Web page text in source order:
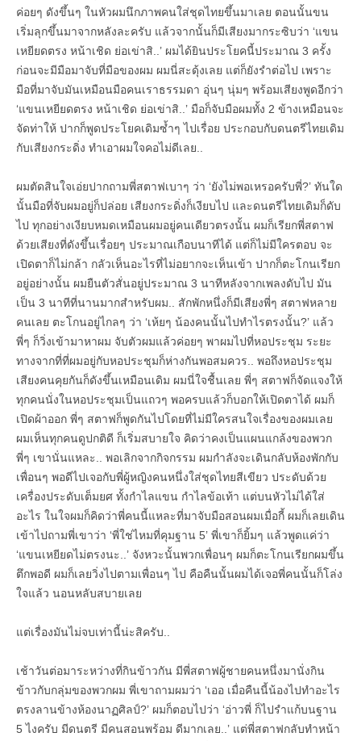
ค่อยๆ ดังขึ้นๆ ในหัวผมนึกภาพคนใส่ชุดไทยขึ้นมาเลย ตอนนั้นขน
เริ่มลุกขึ้นมาจากหลังละครับ แล้วจากนั้นก็มีเสียงมากระซิบว่า ‘แขน
เหยียดตรง หน้าเชิด ย่อเข่าสิ..’ ผมได้ยินประโยคนี้ประมาณ 3 ครั้ง
ก่อนจะมีมือมาจับที่มือของผม ผมนี่สะดุ้งเลย แต่ก็ยังรำต่อไป เพราะ
มือที่มาจับมันเหมือนมือคนเราธรรมดา อุ่นๆ นุ่มๆ พร้อมเสียงพูดอีกว่า
‘แขนเหยียดตรง หน้าเชิด ย่อเข่าสิ..’ มือก็จับมือผมทั้ง 2 ข้างเหมือนจะ
จัดท่าให้ ปากก็พูดประโยคเดิมซ้ำๆ ไปเรื่อย ประกอบกับดนตรีไทยเดิม
กับเสียงกระดิ่ง ทำเอาผมใจคอไม่ดีเลย..
ผมตัดสินใจเอ่ยปากถามพี่สตาฟเบาๆ ว่า ‘ยังไม่พอเหรอครับพี่?’ ทันใด
นั้นมือที่จับผมอยู่ก็ปล่อย เสียงกระดิ่งก็เงียบไป และดนตรีไทยเดิมก็ดับ
ไป ทุกอย่างเงียบหมดเหมือนผมอยู่คนเดียวตรงนั้น ผมก็เรียกพี่สตาฟ
ด้วยเสียงที่ดังขึ้นเรื่อยๆ ประมาณเกือบนาทีได้ แต่ก็ไม่มีใครตอบ จะ
เปิดตาก็ไม่กล้า กลัวเห็นอะไรที่ไม่อยากจะเห็นเข้า ปากก็ตะโกนเรียก
อยู่อย่างนั้น ผมยืนตัวสั่นอยู่ประมาณ 3 นาทีหลังจากเพลงดับไป มัน
เป็น 3 นาทีที่นานมากสำหรับผม.. สักพักหนึ่งก็มีเสียงพี่ๆ สตาฟหลาย
คนเลย ตะโกนอยู่ไกลๆ ว่า ‘เห้ยๆ น้องคนนั้นไปทำไรตรงนั้น?’ แล้ว
พี่ๆ ก็วิ่งเข้ามาหาผม จับตัวผมแล้วค่อยๆ พาผมไปที่หอประชุม ระยะ
ทางจากที่ที่ผมอยู่กับหอประชุมก็ห่างกันพอสมควร.. พอถึงหอประชุม
เสียงคนคุยกันก็ดังขึ้นเหมือนเดิม ผมนี่ใจชื้นเลย พี่ๆ สตาฟก็จัดแจงให้
ทุกคนนั่งในหอประชุมเป็นแถวๆ พอครบแล้วก็บอกให้เปิดตาได้ ผมก็
เปิดผ้าออก พี่ๆ สตาฟก็พูดกันไปโดยที่ไม่มีใครสนใจเรื่องของผมเลย
ผมเห็นทุกคนดูปกติดี ก็เริ่มสบายใจ คิดว่าคงเป็นแผนแกล้งของพวก
พี่ๆ เขานั่นแหละ.. พอเลิกจากกิจกรรม ผมกำลังจะเดินกลับห้องพักกับ
เพื่อนๆ พอดีไปเจอกับพี่ผู้หญิงคนหนึ่งใส่ชุดไทยสีเขียว ประดับด้วย
เครื่องประดับเต็มยศ ทั้งกำไลแขน กำไลข้อเท้า แต่บนหัวไม่ได้ใส่
อะไร ในใจผมก็คิดว่าพี่คนนี้แหละที่มาจับมือสอนผมเมื่อกี้ ผมก็เลยเดิน
เข้าไปถามพี่เขาว่า ‘พี่ใช่ไหมที่คุมฐาน 5’ พี่เขาก็ยิ้มๆ แล้วพูดแค่ว่า
‘แขนเหยียดไม่ตรงนะ..’ จังหวะนั้นพวกเพื่อนๆ ผมก็ตะโกนเรียกผมขึ้น
ตึกพอดี ผมก็เลยวิ่งไปตามเพื่อนๆ ไป คือคืนนั้นผมได้เจอพี่คนนั้นก็โล่ง
ใจแล้ว นอนหลับสบายเลย
แต่เรื่องมันไม่จบเท่านี้น่ะสิครับ..
เช้าวันต่อมาระหว่างที่กินข้าวกัน มีพี่สตาฟผู้ชายคนหนึ่งมานั่งกิน
ข้าวกับกลุ่มของพวกผม พี่เขาถามผมว่า ‘เออ เมื่อคืนนี้น้องไปทำอะไร
ตรงลานข้างห้องนาฏศิลป์?’ ผมก็ตอบไปว่า ‘อ่าวพี่ ก็ไปรำแก้บนฐาน
5 ไงครับ มีดนตรี มีคนสอนพร้อม ดีมากเลย..’ แต่พี่สตาฟกลับทำหน้า